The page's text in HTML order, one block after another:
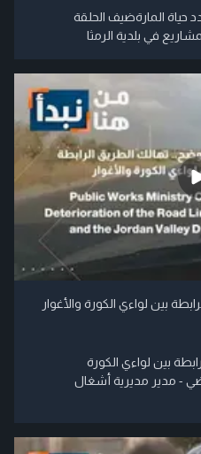
حياة المارةضيف الحلقة
في بلدية الرمثا
بين لواءي الكورة والأغوار
بين لواءي الكورة
- مدير مديرية أشغال